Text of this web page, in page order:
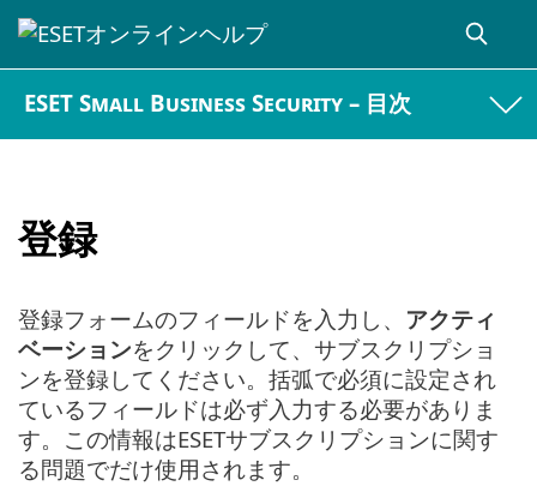
ESET Small Business Security – 目次
登録
登録フォームのフィールドを入力し、 アクティ
ベーションをクリックして、サブスクリプショ
ンを登録してください。括弧で必須に設定され
ているフィールドは必ず入力する必要がありま
す。この情報はESETサブスクリプションに関す
る問題でだけ使用されます。